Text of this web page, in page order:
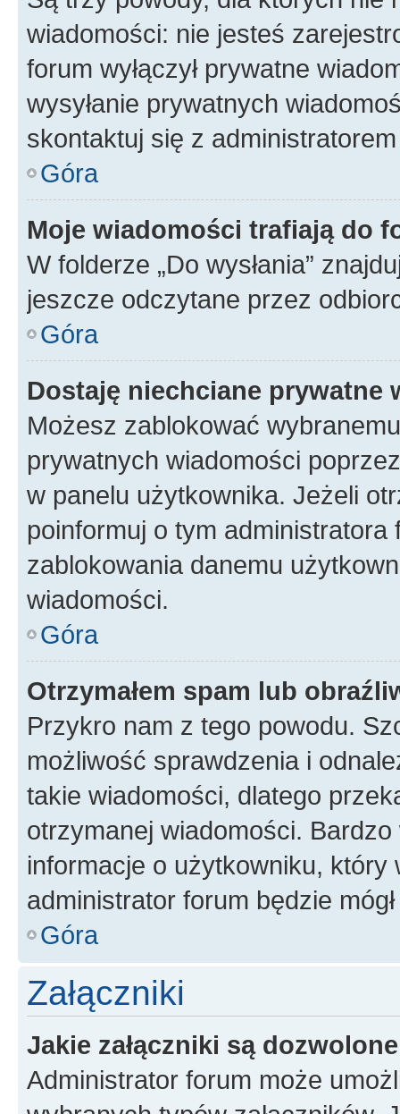
wiadomości: nie jesteś
forum wyłączył prywatne
wysyłanie prywatnych
skontaktuj się z
Góra
Moje wiadomości trafiają do
W folderze „Do wysłania”
jeszcze odczytane przez
Góra
Dostaję niechciane prywatne
Możesz zablokować
prywatnych wiadomości
w panelu użytkownika. Jeżeli
poinformuj o tym
zablokowania danemu
wiadomości.
Góra
Otrzymałem spam lub
Przykro nam z tego powodu.
możliwość sprawdzenia i
takie wiadomości, dlatego
otrzymanej wiadomości.
informacje o użytkowniku, który
administrator forum będzie
Góra
Załączniki
Jakie załączniki są
Administrator forum może